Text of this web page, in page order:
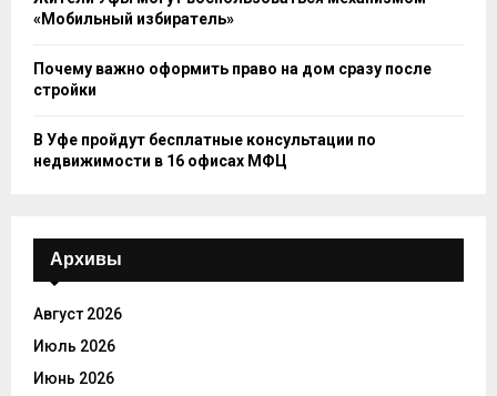
«Мобильный избиратель»
Почему важно оформить право на дом сразу после
стройки
В Уфе пройдут бесплатные консультации по
недвижимости в 16 офисах МФЦ
Архивы
Август 2026
Июль 2026
Июнь 2026